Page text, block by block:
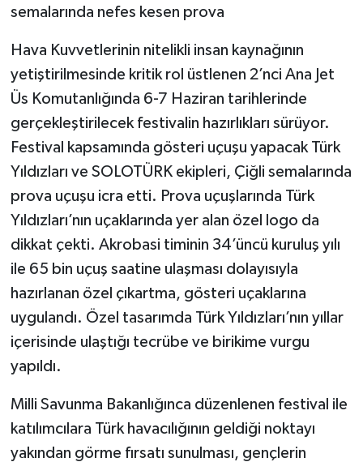
Hava Kuvvetlerinin nitelikli insan kaynağının
yetiştirilmesinde kritik rol üstlenen 2’nci Ana Jet
Üs Komutanlığında 6-7 Haziran tarihlerinde
gerçekleştirilecek festivalin hazırlıkları sürüyor.
Festival kapsamında gösteri uçuşu yapacak Türk
Yıldızları ve SOLOTÜRK ekipleri, Çiğli semalarında
prova uçuşu icra etti. Prova uçuşlarında Türk
Yıldızları’nın uçaklarında yer alan özel logo da
dikkat çekti. Akrobasi timinin 34’üncü kuruluş yılı
ile 65 bin uçuş saatine ulaşması dolayısıyla
hazırlanan özel çıkartma, gösteri uçaklarına
uygulandı. Özel tasarımda Türk Yıldızları’nın yıllar
içerisinde ulaştığı tecrübe ve birikime vurgu
yapıldı.
Milli Savunma Bakanlığınca düzenlenen festival ile
katılımcılara Türk havacılığının geldiği noktayı
yakından görme fırsatı sunulması, gençlerin